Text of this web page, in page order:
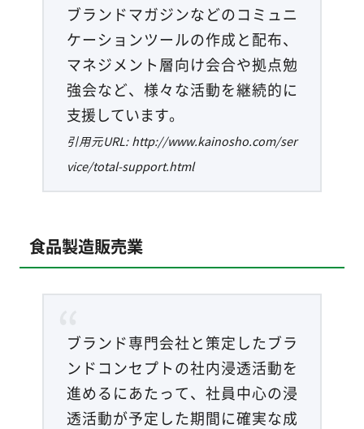
ブランドマガジンなどのコミュニ
ケーションツールの作成と配布、
マネジメント層向け会合や拠点勉
強会など、様々な活動を継続的に
支援しています。
引用元URL: http://www.kainosho.com/ser
vice/total-support.html
食品製造販売業
ブランド専門会社と策定したブラ
ンドコンセプトの社内浸透活動を
進めるにあたって、社員中心の浸
透活動が予定した期間に確実な成